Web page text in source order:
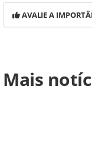
AVALIE A
https://
norwegian-aqua-
oferecidas na
pela legislação
autorização da
Mais